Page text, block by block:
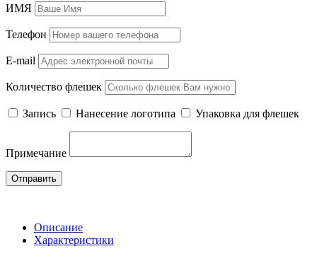
ИМЯ
Телефон
E-mail
Количество флешек
Запись Нанесение логотипа Упаковка для флешек
Примечание
Отправить
Описание
Характеристики